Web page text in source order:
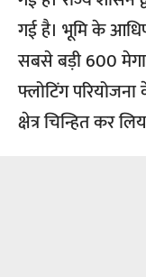
गई है। भूमि के
सबसे बड़ी 600
फ्लोटिंग
क्षेत्र चिन्हित कर